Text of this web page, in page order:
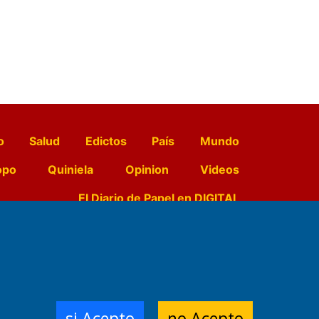
Salud Edictos País
Mundo
Quiniela Opinion
Videos
El Diario de Papel en DIGITAL